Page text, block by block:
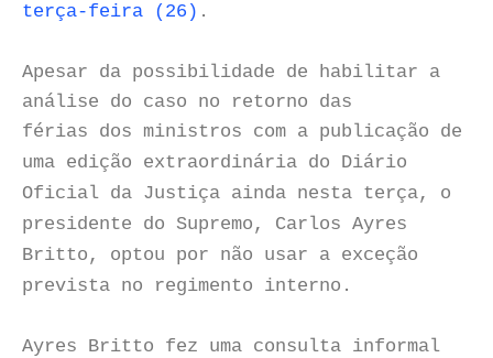
terça-feira (26) .
Apesar da possibilidade de habilitar a
análise do caso no retorno das
férias dos ministros com a publicação de
uma edição extraordinária do Diário
Oficial da Justiça ainda nesta terça, o
presidente do Supremo, Carlos Ayres
Britto, optou por não usar a exceção
prevista no regimento interno.
Ayres Britto fez uma consulta informal